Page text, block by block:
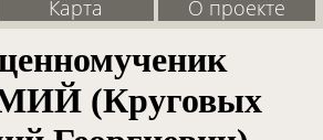
Карта О проекте
(Круговых